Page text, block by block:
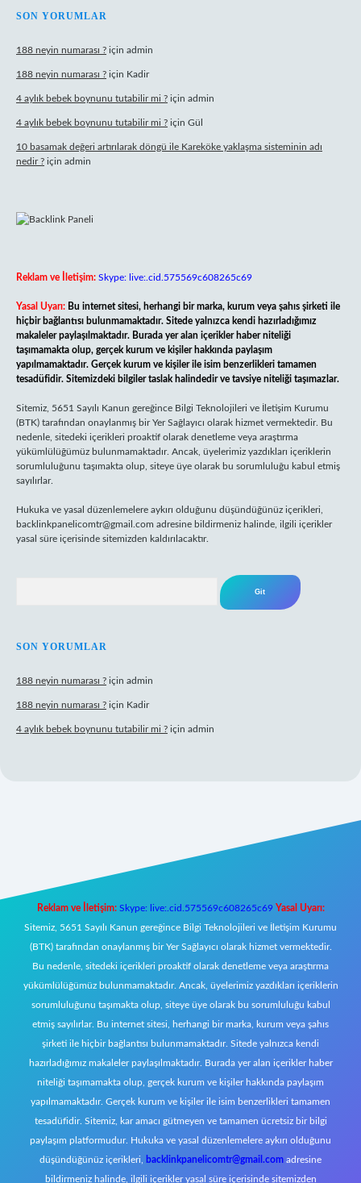
SON YORUMLAR
188 neyin numarası ? için admin
188 neyin numarası ? için Kadir
4 aylık bebek boynunu tutabilir mi ? için admin
4 aylık bebek boynunu tutabilir mi ? için Gül
10 basamak değeri artırılarak döngü ile Kareköke yaklaşma sisteminin adı
nedir ? için admin
Reklam ve İletişim: Skype: live:.cid.575569c608265c69
Yasal Uyarı: Bu internet sitesi, herhangi bir marka, kurum veya şahıs şirketi ile
hiçbir bağlantısı bulunmamaktadır. Sitede yalnızca kendi hazırladığımız
makaleler paylaşılmaktadır. Burada yer alan içerikler haber niteliği
taşımamakta olup, gerçek kurum ve kişiler hakkında paylaşım
yapılmamaktadır. Gerçek kurum ve kişiler ile isim benzerlikleri tamamen
tesadüfidir. Sitemizdeki bilgiler taslak halindedir ve tavsiye niteliği taşımazlar.
Sitemiz, 5651 Sayılı Kanun gereğince Bilgi Teknolojileri ve İletişim Kurumu
(BTK) tarafından onaylanmış bir Yer Sağlayıcı olarak hizmet vermektedir. Bu
nedenle, sitedeki içerikleri proaktif olarak denetleme veya araştırma
yükümlülüğümüz bulunmamaktadır. Ancak, üyelerimiz yazdıkları içeriklerin
sorumluluğunu taşımakta olup, siteye üye olarak bu sorumluluğu kabul etmiş
sayılırlar.
Hukuka ve yasal düzenlemelere aykırı olduğunu düşündüğünüz içerikleri,
backlinkpanelicomtr@gmail.com adresine bildirmeniz halinde, ilgili içerikler
yasal süre içerisinde sitemizden kaldırılacaktır.
SON YORUMLAR
188 neyin numarası ? için admin
188 neyin numarası ? için Kadir
4 aylık bebek boynunu tutabilir mi ? için admin
Reklam ve İletişim: Skype: live:.cid.575569c608265c69 Yasal Uyarı:
Sitemiz, 5651 Sayılı Kanun gereğince Bilgi Teknolojileri ve İletişim Kurumu
(BTK) tarafından onaylanmış bir Yer Sağlayıcı olarak hizmet vermektedir.
Bu nedenle, sitedeki içerikleri proaktif olarak denetleme veya araştırma
yükümlülüğümüz bulunmamaktadır. Ancak, üyelerimiz yazdıkları içeriklerin
sorumluluğunu taşımakta olup, siteye üye olarak bu sorumluluğu kabul
etmiş sayılırlar. Bu internet sitesi, herhangi bir marka, kurum veya şahıs
şirketi ile hiçbir bağlantısı bulunmamaktadır. Sitede yalnızca kendi
hazırladığımız makaleler paylaşılmaktadır. Burada yer alan içerikler haber
niteliği taşımamakta olup, gerçek kurum ve kişiler hakkında paylaşım
yapılmamaktadır. Gerçek kurum ve kişiler ile isim benzerlikleri tamamen
tesadüfidir. Sitemiz, kar amacı gütmeyen ve tamamen ücretsiz bir bilgi
paylaşım platformudur. Hukuka ve yasal düzenlemelere aykırı olduğunu
düşündüğünüz içerikleri,
backlinkpanelicomtr@gmail.com adresine
bildirmeniz halinde, ilgili içerikler yasal süre içerisinde sitemizden